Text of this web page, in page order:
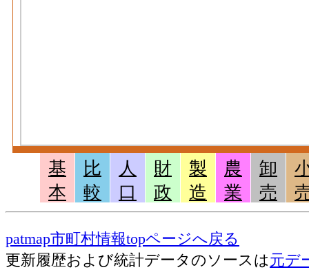
基
本
比
較
人
口
財
政
製
造
農
業
卸
売
patmap市町村情報topページへ戻る
更新履歴および統計データのソースは元デ